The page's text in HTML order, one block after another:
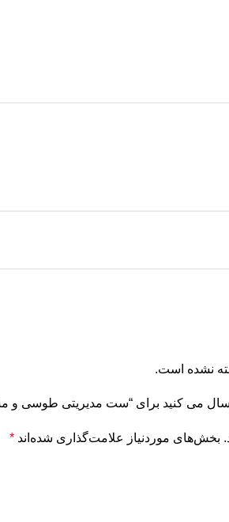
نشده است.
ارسال می کنید برای “ست مدیریتی طوسی و
بخش‌های موردنیاز علامت‌گذاری شده‌اند *